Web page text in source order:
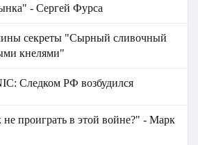
- Сергей Фурса
секреты "Сырный сливочный
кнелями"
Следком РФ возбудился
не проиграть в этой войне?" - Марк